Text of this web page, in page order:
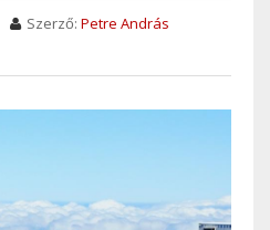
Szerző: Petre András